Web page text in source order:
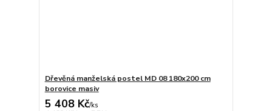
Dřevěná manželská postel MD 08 180x200 cm
borovice masiv
5 408 Kč/ks